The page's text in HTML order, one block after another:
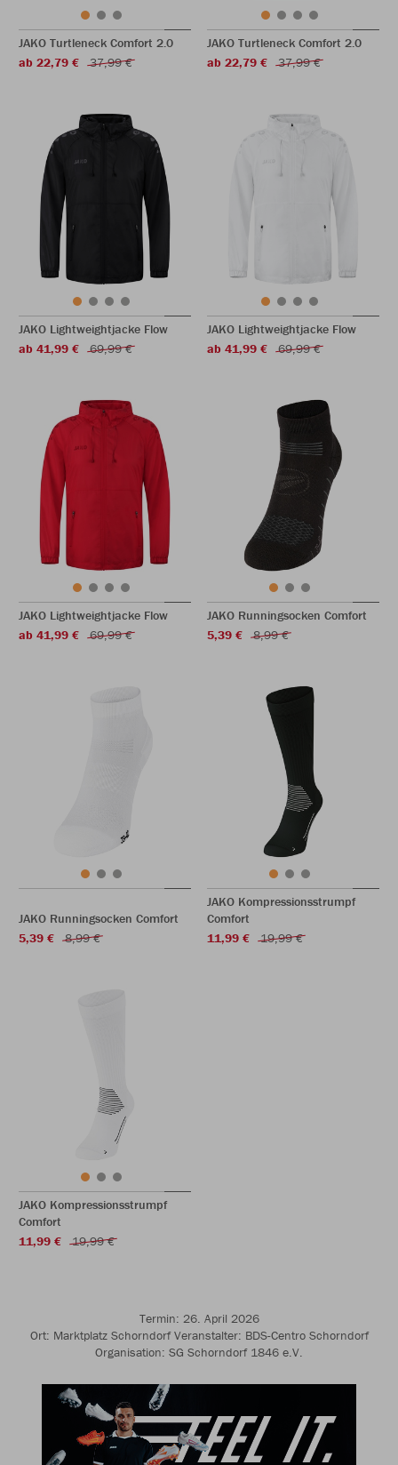
JAKO Turtleneck Comfort 2.0
ab 22,79 €
37,99 €
JAKO Turtleneck Comfort 2.0
ab 22,79 €
37,99 €
JAKO Lightweightjacke Flow
ab 41,99 €
69,99 €
JAKO Lightweightjacke Flow
ab 41,99 €
69,99 €
JAKO Lightweightjacke Flow
ab 41,99 €
69,99 €
JAKO Runningsocken Comfort
5,39 €
8,99 €
JAKO Runningsocken Comfort
5,39 €
8,99 €
JAKO Kompressionsstrumpf
Comfort
11,99 €
19,99 €
JAKO Kompressionsstrumpf
Comfort
11,99 €
19,99 €
Termin: 26. April 2026
Ort: Marktplatz Schorndorf Veranstalter: BDS-Centro Schorndorf
Organisation: SG Schorndorf 1846 e.V.